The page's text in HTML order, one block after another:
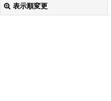
表示順変更